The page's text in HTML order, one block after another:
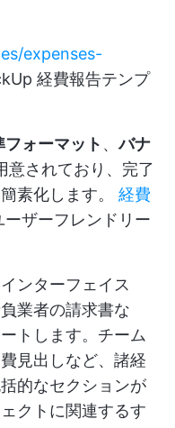
expenses-
経費報告テンプ
フォーマット 、バナ
意されており、完了
素化します。 経費
ザーフレンドリー
ンターフェイス
業者の請求書な
トします。チーム
見出しなど、諸経
的なセクションが
クトに関連するす